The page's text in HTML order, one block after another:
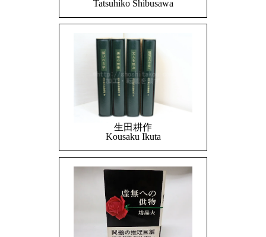
Tatsuhiko Shibusawa
生田耕作
Kousaku Ikuta